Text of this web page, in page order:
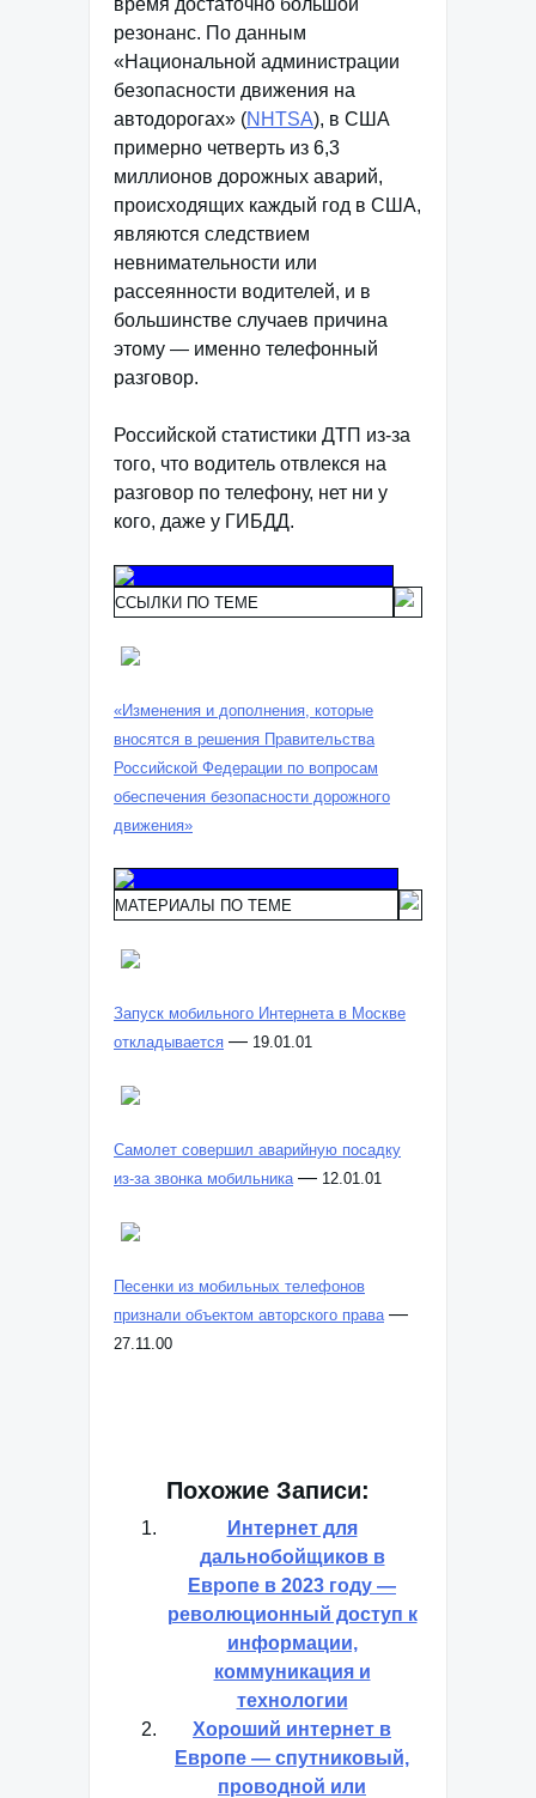
время достаточно большой
резонанс. По данным
«Национальной администрации
безопасности движения на
автодорогах» (NHTSA), в США
примерно четверть из 6,3
миллионов дорожных аварий,
происходящих каждый год в США,
являются следствием
невнимательности или
рассеянности водителей, и в
большинстве случаев причина
этому — именно телефонный
разговор.
Российской статистики ДТП из-за
того, что водитель отвлекся на
разговор по телефону, нет ни у
кого, даже у ГИБДД.
ССЫЛКИ ПО ТЕМЕ
«Изменения и дополнения, которые
вносятся в решения Правительства
Российской Федерации по вопросам
обеспечения безопасности дорожного
движения»
МАТЕРИАЛЫ ПО ТЕМЕ
Запуск мобильного Интернета в Москве
откладывается — 19.01.01
Самолет совершил аварийную посадку
из-за звонка мобильника — 12.01.01
Песенки из мобильных телефонов
признали объектом авторского права —
27.11.00
Похожие Записи:
Интернет для
дальнобойщиков в
Европе в 2023 году —
революционный доступ к
информации,
коммуникация и
технологии
Хороший интернет в
Европе — спутниковый,
проводной или